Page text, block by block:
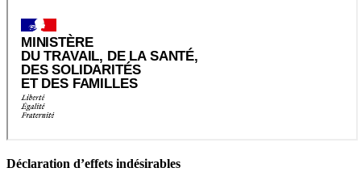
Déclaration d’effets indésirables